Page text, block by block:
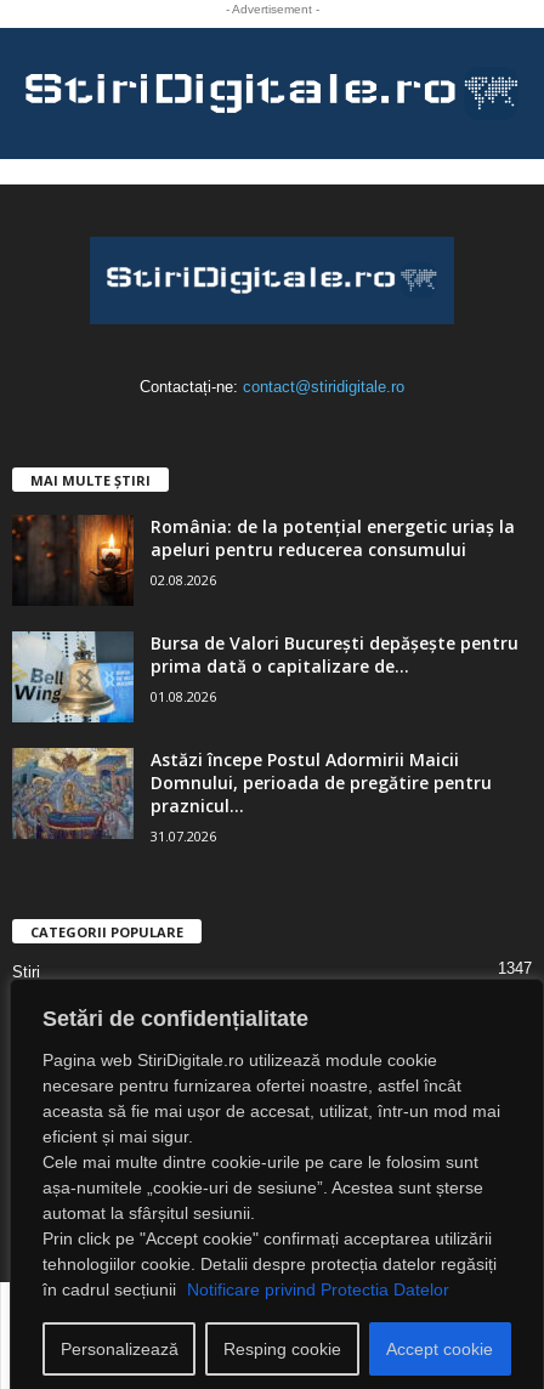
Setări de confidențialitate
Pagina web StiriDigitale.ro utilizează module cookie
necesare pentru furnizarea ofertei noastre, astfel încât
aceasta să fie mai ușor de accesat, utilizat, într-un mod mai
eficient și mai sigur.
Cele mai multe dintre cookie-urile pe care le folosim sunt
așa-numitele „cookie-uri de sesiune”. Acestea sunt șterse
automat la sfârșitul sesiunii.
Prin click pe "Accept cookie" confirmați acceptarea utilizării
tehnologiilor cookie. Detalii despre protecția datelor regăsiți
în cadrul secțiunii
Notificare privind Protectia Datelor
Personalizează Resping cookie Accept cookie
- Advertisement -
Contactați-ne: contact@stiridigitale.ro
MAI MULTE ȘTIRI
România: de la potențial energetic uriaș la
apeluri pentru reducerea consumului
02.08.2026
Bursa de Valori București depășește pentru
prima dată o capitalizare de...
01.08.2026
Astăzi începe Postul Adormirii Maicii
Domnului, perioada de pregătire pentru
praznicul...
31.07.2026
CATEGORII POPULARE
Știri 1347
Digital Lifestyle
Societate
Cultură
Religie
Știri Externe
© 2023 Știri Digitale. Toate drepturile rezervate!